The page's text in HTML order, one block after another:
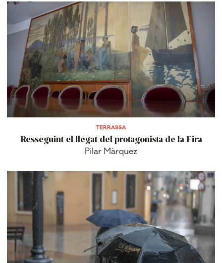
TERRASSA
Resseguint el llegat del protagonista de la Fira
Pilar Màrquez